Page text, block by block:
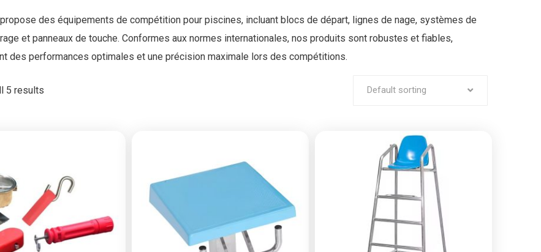
propose des équipements de compétition pour piscines, incluant blocs de départ, lignes de nage, systèmes de
et panneaux de touche. Conformes aux normes internationales, nos produits sont robustes et fiables,
des performances optimales et une précision maximale lors des compétitions.
5 results Default sorting